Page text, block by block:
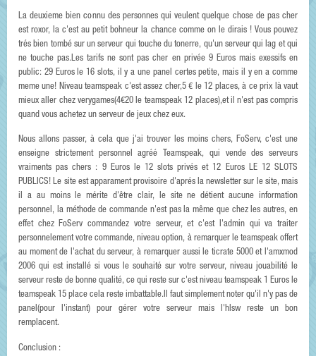
La deuxieme bien connu des personnes qui veulent quelque chose de pas cher
est roxor, la c'est au petit bohneur la chance comme on le dirais ! Vous pouvez
trés bien tombé sur un serveur qui touche du tonerre, qu'un serveur qui lag et qui
ne touche pas.Les tarifs ne sont pas cher en privée 9 Euros mais exessifs en
public: 29 Euros le 16 slots, il y a une panel certes petite, mais il y en a comme
meme une! Niveau teamspeak c'est assez cher,5 € le 12 places, à ce prix là vaut
mieux aller chez verygames(4€20 le teamspeak 12 places),et il n'est pas compris
quand vous achetez un serveur de jeux chez eux.
Nous allons passer, à cela que j'ai trouver les moins chers, FoServ, c'est une
enseigne strictement personnel agréé Teamspeak, qui vende des serveurs
vraiments pas chers : 9 Euros le 12 slots privés et 12 Euros LE 12 SLOTS
PUBLICS! Le site est apparament provisoire d'aprés la newsletter sur le site, mais
il a au moins le mérite d'être clair, le site ne détient aucune information
personnel, la méthode de commande n'est pas la même que chez les autres, en
effet chez FoServ commandez votre serveur, et c'est l'admin qui va traiter
personnelement votre commande, niveau option, à remarquer le teamspeak offert
au moment de l'achat du serveur, à remarquer aussi le ticrate 5000 et l'amxmod
2006 qui est installé si vous le souhaité sur votre serveur, niveau jouabilité le
serveur reste de bonne qualité, ce qui reste sur c'est niveau teamspeak 1 Euros le
teamspeak 15 place cela reste imbattable.Il faut simplement noter qu'il n'y pas de
panel(pour l'instant) pour gérer votre serveur mais l'hlsw reste un bon
remplacent.
Conclusion :